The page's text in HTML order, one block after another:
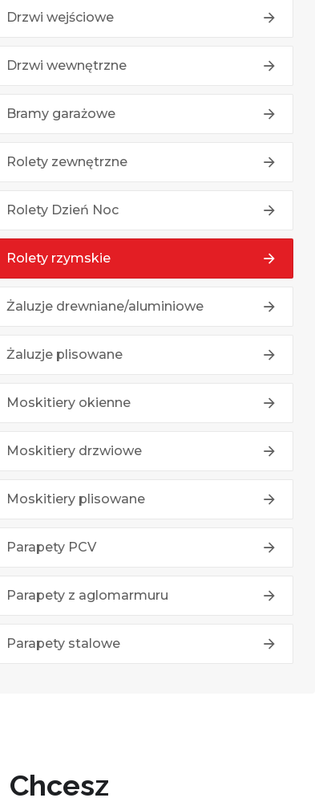
Drzwi wejściowe
Drzwi wewnętrzne
Bramy garażowe
Rolety zewnętrzne
Rolety Dzień Noc
Rolety rzymskie
Żaluzje drewniane/aluminiowe
Żaluzje plisowane
Moskitiery okienne
Moskitiery drzwiowe
Moskitiery plisowane
Parapety PCV
Parapety z aglomarmuru
Parapety stalowe
Chcesz